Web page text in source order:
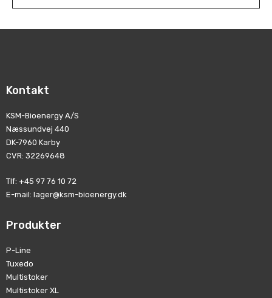
Kontakt
KSM-Bioenergy A/S
Næssundvej 440
DK-7960 Karby
CVR: 32269648
Tlf: +45 97 76 10 72
E-mail: lager@ksm-bioenergy.dk
Produkter
P-Line
Tuxedo
Multistoker
Multistoker XL